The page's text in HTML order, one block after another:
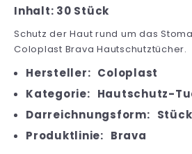
Inhalt: 30 Stück
Schutz der Haut rund um das
Coloplast Brava Hautschutztücher.
Hersteller: Coloplast
Kategorie: Hautschutz-
Darreichnungsform: Stück
Produktlinie: Brava